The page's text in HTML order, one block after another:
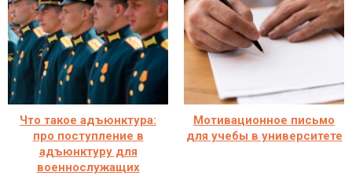
Что такое адъюнктура:
про поступление в
адъюнктуру для
военнослужащих
Мотивационное письмо
для учебы в университете